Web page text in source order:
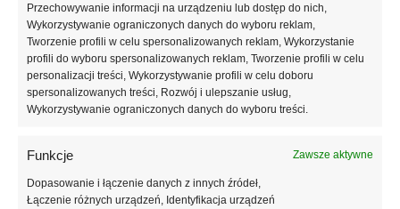
Przechowywanie informacji na urządzeniu lub dostęp do nich,
Wykorzystywanie ograniczonych danych do wyboru reklam,
Tworzenie profili w celu spersonalizowanych reklam, Wykorzystanie
profili do wyboru spersonalizowanych reklam, Tworzenie profili w celu
personalizacji treści, Wykorzystywanie profili w celu doboru
spersonalizowanych treści, Rozwój i ulepszanie usług,
Wykorzystywanie ograniczonych danych do wyboru treści.
Funkcje Zawsze aktywne
Dopasowanie i łączenie danych z innych źródeł,
Łączenie różnych urządzeń, Identyfikacja urządzeń
Dane Techniczne:
Deklarowany współczynnik przewodzenia ciepła: ≤ 0,040
[W/(m.K)]
Wytrzymałość na zginanie ≥ 100 kPa,
Obciążenie użytkowe do 1,8 t/m2
Reakcja na ogień: Euroklasa E